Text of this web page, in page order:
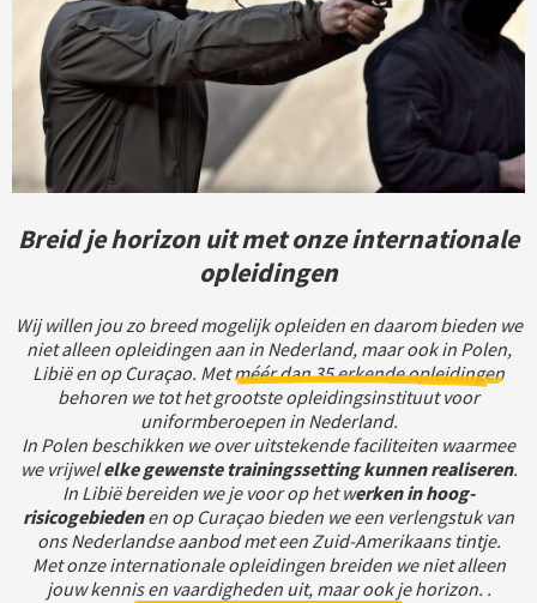
Breid je horizon uit met onze internationale
opleidingen
Wij willen jou zo breed mogelijk opleiden en daarom bieden we
niet alleen opleidingen aan in Nederland, maar ook in Polen,
Libië en op Curaçao. Metméér dan 35 erkende opleidingen
behoren we tot het grootste opleidingsinstituut voor
uniformberoepen in Nederland.
In Polen beschikken we over uitstekende faciliteiten waarmee
we vrijwelelke gewenste trainingssetting kunnen realiseren.
In Libië bereiden we je voor op het werken in hoog-
risicogebiedenen op Curaçao bieden we een verlengstuk van
ons Nederlandse aanbod met een Zuid-Amerikaans tintje.
Met onze internationale opleidingen breiden we niet alleen
jouw kennis en vaardigheden uit, maar ook je horizon. .